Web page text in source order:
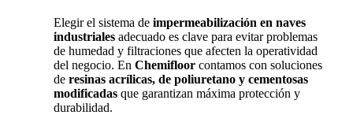
Elegir el sistema de impermeabilización en naves
industriales adecuado es clave para evitar problemas
de humedad y filtraciones que afecten la operatividad
del negocio. En Chemifloor contamos con soluciones
de resinas acrílicas, de poliuretano y cementosas
modificadas que garantizan máxima protección y
durabilidad.